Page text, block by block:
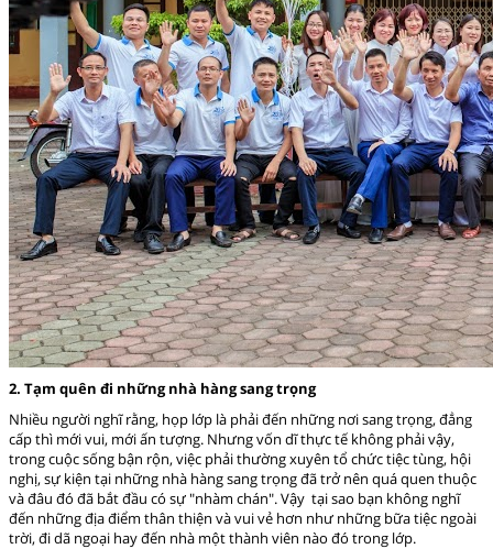
2. Tạm quên đi những nhà hàng sang trọng
Nhiều người nghĩ rằng, họp lớp là phải đến những nơi sang trọng, đẳng
cấp thì mới vui, mới ấn tượng. Nhưng vốn dĩ thực tế không phải vậy,
trong cuộc sống bận rộn, việc phải thường xuyên tổ chức tiệc tùng, hội
nghị, sự kiện tại những nhà hàng sang trọng đã trở nên quá quen thuộc
và đâu đó đã bắt đầu có sự "nhàm chán". Vậy tại sao bạn không nghĩ
đến những địa điểm thân thiện và vui vẻ hơn như những bữa tiệc ngoài
trời, đi dã ngoại hay đến nhà một thành viên nào đó trong lớp.